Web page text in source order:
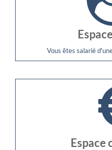
Vous êtes salarié
Espace